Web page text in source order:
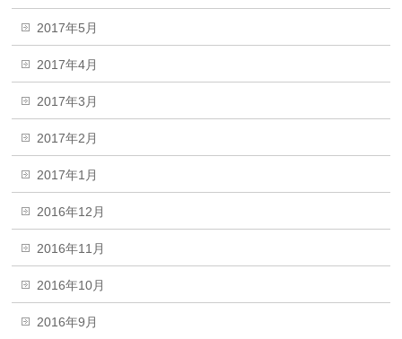
2017年5月
2017年4月
2017年3月
2017年2月
2017年1月
2016年12月
2016年11月
2016年10月
2016年9月